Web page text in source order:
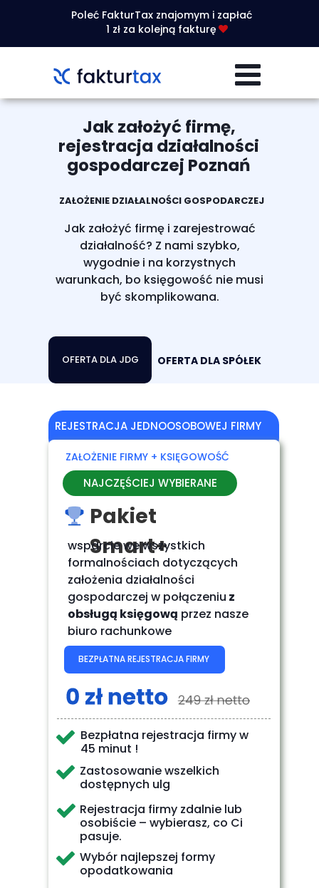
Poleć FakturTax znajomym i zapłać
1 zł za kolejną fakturę
OFERTA DLA SPÓŁEK
Jak założyć firmę,
rejestracja działalności
gospodarczej Poznań
ZAŁOŻENIE DZIAŁALNOŚCI GOSPODARCZEJ
Jak założyć firmę i zarejestrować
działalność? Z nami szybko,
wygodnie i na korzystnych
warunkach, bo księgowość nie musi
być skomplikowana.
OFERTA DLA JDG
Zastosowanie wszelkich
dostępnych ulg
Wybór najlepszej formy
opodatkowania
Rejestracja firmy zdalnie lub
osobiście – wybierasz, co Ci
pasuje.
Bezpłatna rejestracja firmy w
45 minut !
BEZPŁATNA REJESTRACJA FIRMY
wsparcie we wszystkich
formalnościach dotyczących
założenia działalności
gospodarczej w połączeniu z
obsługą księgową przez nasze
biuro rachunkowe
NAJCZĘŚCIEJ WYBIERANE
Pakiet
Smart+
ZAŁOŻENIE FIRMY + KSIĘGOWOŚĆ
REJESTRACJA JEDNOOSOBOWEJ FIRMY